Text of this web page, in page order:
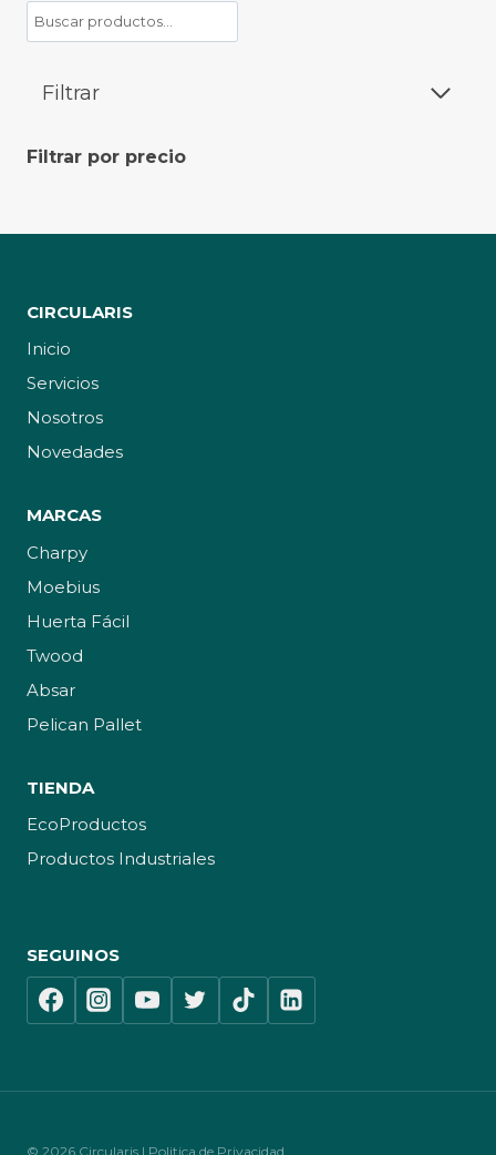
Buscar
Filtrar
Filtrar por precio
CIRCULARIS
Inicio
Servicios
Nosotros
Novedades
MARCAS
Charpy
Moebius
Huerta Fácil
Twood
Absar
Pelican Pallet
TIENDA
EcoProductos
Productos Industriales
SEGUINOS
© 2026 Circularis | Politica de Privacidad